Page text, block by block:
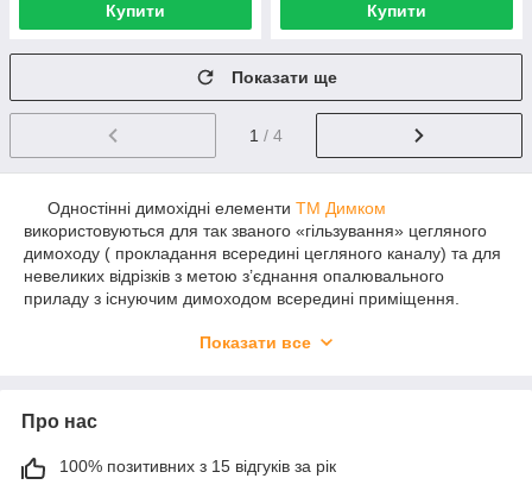
Купити Купити
Показати ще
1 / 4
Одностінні димохідні елементи ТМ Димком
використовуються для так званого «гільзування» цегляного
димоходу ( прокладання всередині цегляного каналу) та для
невеликих відрізків з метою з’єднання опалювального
приладу з існуючим димоходом всередині приміщення.
тепла та невисока ціна. Однак потрібно пам’ятати про чітке
одностінних не закритих димоходів та прокладання таких
димоходів за межами будівлі призведе до значної появи
конденсату, золи та зниження тяги і, як наслідок, зниження
КПД та нестабільна робота опалювального приладу.
Показати все
Про нас
100% позитивних з 15 відгуків за рік